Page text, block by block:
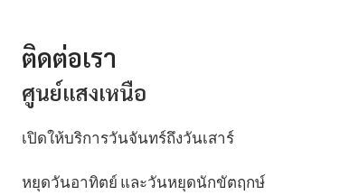
ติดต่อเรา
ศูนย์แสงเหนือ
เปิดให้บริการวันจันทร์ถึงวันเสาร์
หยุดวันอาทิตย์ และวันหยุดนักขัตฤกษ์